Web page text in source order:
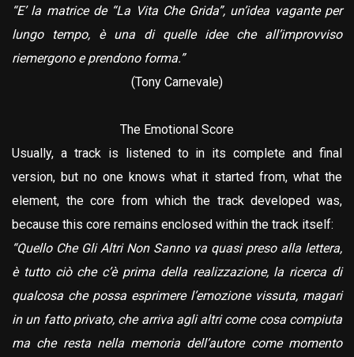
“E’ la matrice de “La Vita Che Grida”, un’idea vagante per
lungo tempo, è una di quelle idee che all’improvviso
riemergono e prendono forma.”
(Tony Carnevale)
The Emotional Score
Usually, a track is listened to in its complete and final
version, but no one knows what it started from, what the
element, the core from which the track developed was,
because this core remains enclosed within the track itself:
“Quello Che Gli Altri Non Sanno va quasi preso alla lettera,
è tutto ciò che c’è prima della realizzazione, la ricerca di
qualcosa che possa esprimere l’emozione vissuta, magari
in un fatto privato, che arriva agli altri come cosa compiuta
ma che resta nella memoria dell’autore come momento